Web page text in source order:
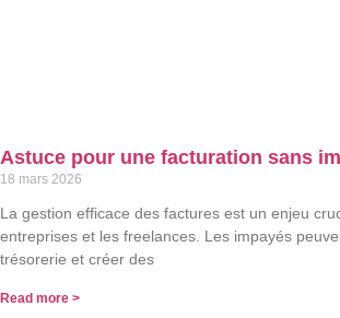
Astuce pour une facturation sans
18 mars 2026
La gestion efficace des factures est un enjeu
entreprises et les freelances. Les impayés
trésorerie et créer des
Read more >